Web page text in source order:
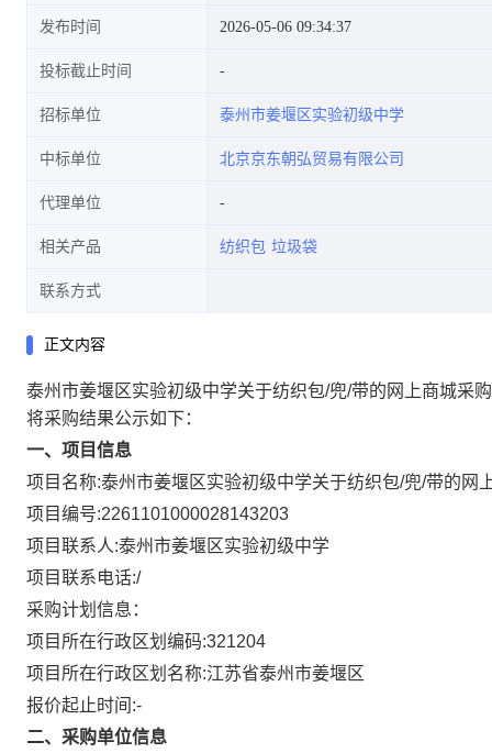
发布时间 2026-05-06 09:34:37
投标截止时间
招标单位 泰州市姜堰区实验初级中学
中标单位 北京京东朝弘贸易有限公司
代理单位
相关产品 纺织包 垃圾袋
联系方式
正文内容
泰州市姜堰区实验初级中学关于纺织包/兜/带的网上商城采
将采购结果公示如下：
一、项目信息
项目名称:泰州市姜堰区实验初级中学关于纺织包/兜/带的网
项目编号:2261101000028143203
项目联系人:泰州市姜堰区实验初级中学
项目联系电话:/
采购计划信息：
项目所在行政区划编码:321204
项目所在行政区划名称:江苏省泰州市姜堰区
报价起止时间:-
二、采购单位信息